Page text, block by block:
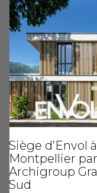
Siège d’Envol à
Montpellier par
Archigroup
Sud